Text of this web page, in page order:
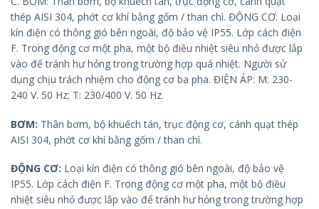
thép AISI 304, phớt cơ khí bằng gốm / than chì. ĐỘNG CƠ: Loại
kín điện có thông gió bên ngoài, độ bảo vệ IP55. Lớp cách điện
F. Trong động cơ một pha, một bộ điều nhiệt siêu nhỏ được lắp
vào để tránh hư hỏng trong trường hợp quá nhiệt. Người sử
dụng chịu trách nhiệm cho động cơ ba pha. ĐIỆN ÁP: M: 230-
240 V. 50 Hz; T: 230/400 V. 50 Hz.
BƠM: Thân bơm, bộ khuếch tán, trục động cơ, cánh quạt thép
AISI 304, phớt cơ khí bằng gốm / than chì.
ĐỘNG CƠ: Loại kín điện có thông gió bên ngoài, độ bảo vệ
IP55. Lớp cách điện F. Trong động cơ một pha, một bộ điều
nhiệt siêu nhỏ được lắp vào để tránh hư hỏng trong trường hợp